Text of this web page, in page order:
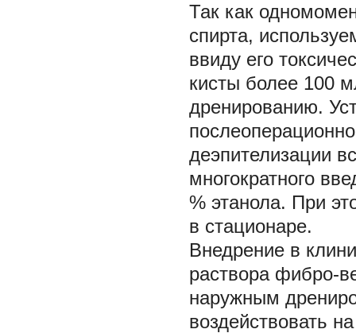
Так как
спирта,
ввиду его
кисты более 100
дренированию.
деэпителизации
многократного
% этанола. При
в стационаре.
Внедрение в
раствора фибро-
наружным
воздействовать